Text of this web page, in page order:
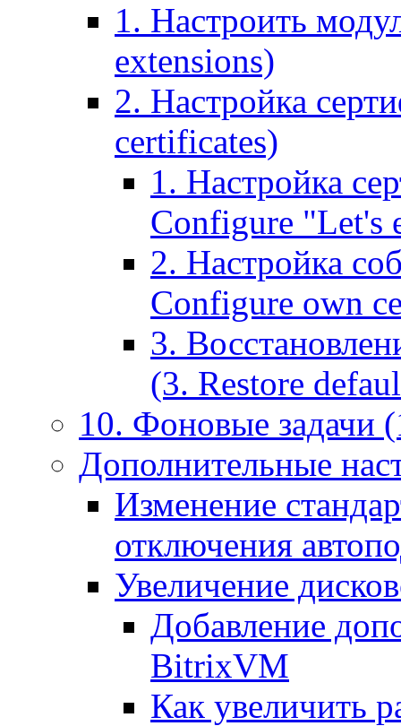
1. Настроить
extensions)
2. Настройка
certificates)
1. Настройка
Configure "Let's
2. Настройка
Configure own
3.
(3. Restore
10. Фоновые задачи
Дополнительные
Изменение
отключения
Увеличение
Добавление
BitrixVM
Как увеличить